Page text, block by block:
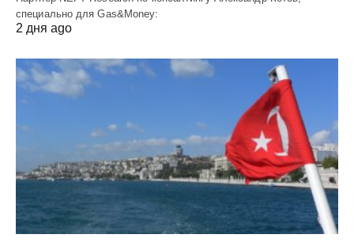
специально для Gas&Money:
2 дня ago